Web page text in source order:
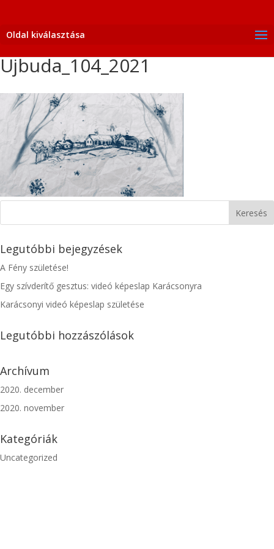
Oldal kiválasztása
Ujbuda_104_2021
Legutóbbi bejegyzések
A Fény születése!
Egy szívderítő gesztus: videó képeslap Karácsonyra
Karácsonyi videó képeslap születése
Legutóbbi hozzászólások
Archívum
2020. december
2020. november
Kategóriák
Uncategorized